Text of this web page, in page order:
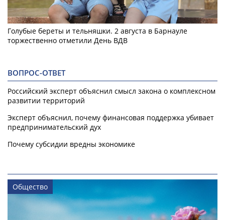
Голубые береты и тельняшки. 2 августа в Барнауле
торжественно отметили День ВДВ
ВОПРОС-ОТВЕТ
Российский эксперт объяснил смысл закона о комплексном
развитии территорий
Эксперт объяснил, почему финансовая поддержка убивает
предпринимательский дух
Почему субсидии вредны экономике
Общество